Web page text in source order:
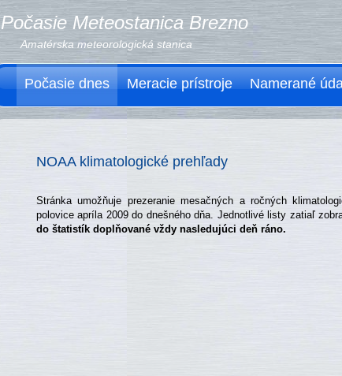
Počasie Meteostanica Brezno
Amatérska meteorologická stanica
Počasie dnes Meracie prístroje Namerané
NOAA klimatologické prehľady
Stránka umožňuje prezeranie mesačných a ročných
polovice apríla 2009 do dnešného dňa. Jednotlivé listy zatiaľ
do štatistík doplňované vždy nasledujúci deň ráno.